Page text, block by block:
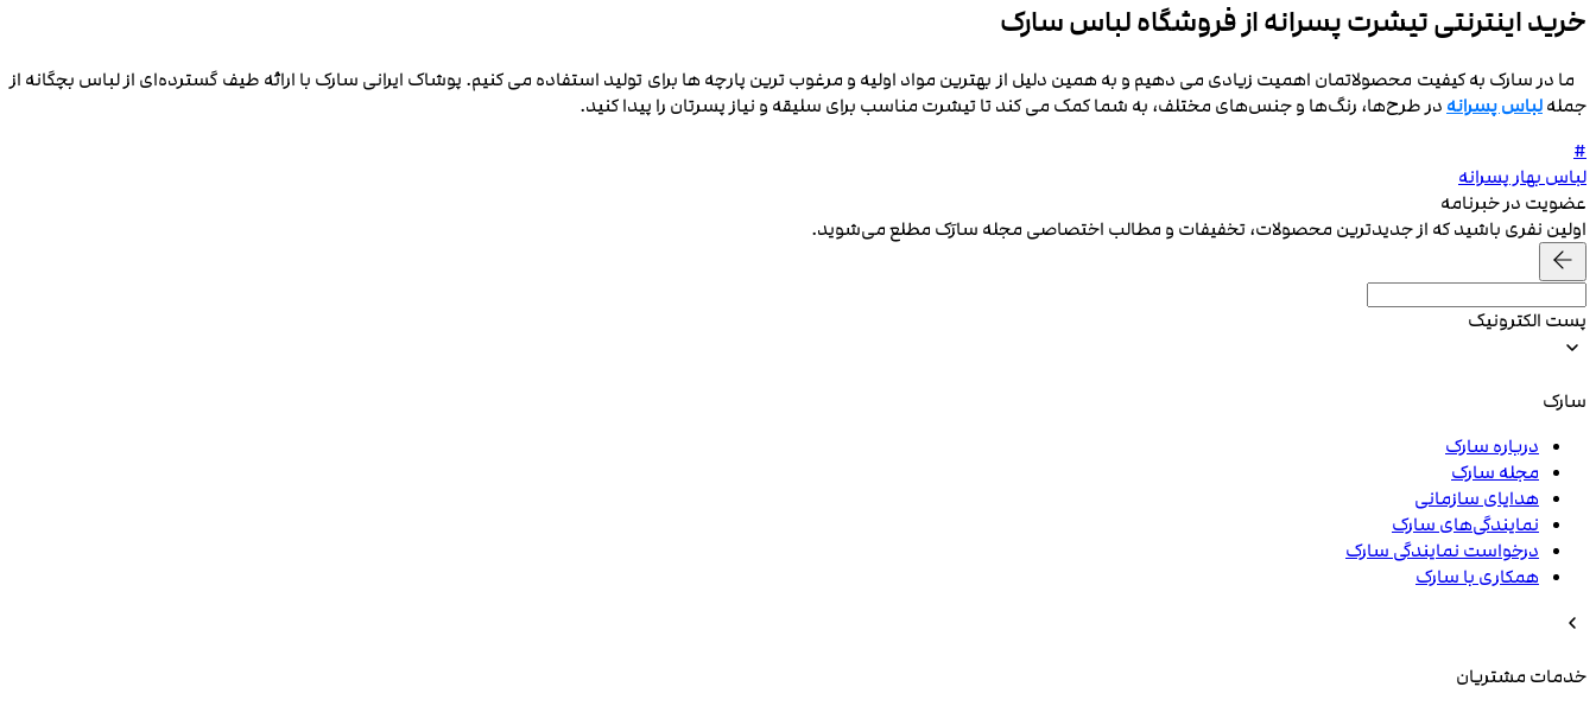
خرید اینترنتی تیشرت پسرانه از فروشگاه لباس سارک
ما در سارک به کیفیت محصولاتمان اهمیت زیادی می ‌دهیم و به همین دلیل از بهترین مواد اولیه و مرغوب ‌ترین پارچه‌ ها برای تولید استفاده می ‌کنیم. پوشاک ایرانی سارک با ارائه طیف گسترده‌ای از لباس بچگانه از
جملهلباس پسرانه در طرح‌ها، رنگ‌ها و جنس‌های مختلف، به شما کمک می‌ کند تا تیشرت مناسب برای سلیقه و نیاز پسرتان را پیدا کنید.
#
لباس بهار پسرانه
عضویت در خبرنامه
اولین نفری باشید که از جدیدترین محصولات، تخفیفات و مطالب اختصاصی مجله سارَک مطلع می‌شوید.
پست الکترونیک
سارک
درباره سارک
مجله سارک
هدایای سازمانی
نمایندگی‌های سارک
درخواست نمایندگی سارک
همکاری با سارک
خدمات مشتریان